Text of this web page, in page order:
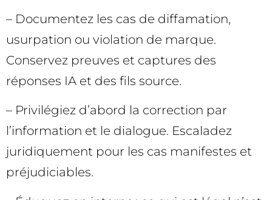
– Documentez les cas de diffamation,
usurpation ou violation de marque.
Conservez preuves et captures des
réponses IA et des fils source.
– Privilégiez d’abord la correction par
l’information et le dialogue. Escaladez
juridiquement pour les cas manifestes et
préjudiciables.